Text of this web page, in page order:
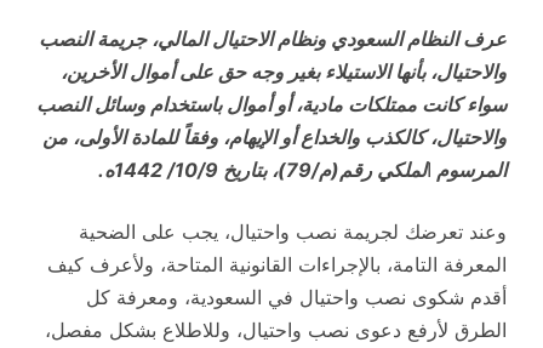
عرف النظام السعودي ونظام الاحتيال المالي، جريمة النصب
والاحتيال، بأنها الاستيلاء بغير وجه حق على أموال الأخرين،
سواء كانت ممتلكات مادية، أو أموال باستخدام وسائل النصب
والاحتيال، كالكذب والخداع أو الإيهام، وفقاً للمادة الأولى، من
المرسوم الملكي رقم(م/79)، بتاريخ 10/9/ 1442ه.
وعند تعرضك لجريمة نصب واحتيال، يجب على الضحية
المعرفة التامة، بالإجراءات القانونية المتاحة، ولأعرف كيف
أقدم شكوى نصب واحتيال في السعودية، ومعرفة كل
الطرق لأرفع دعوى نصب واحتيال، وللاطلاع بشكل مفصل،